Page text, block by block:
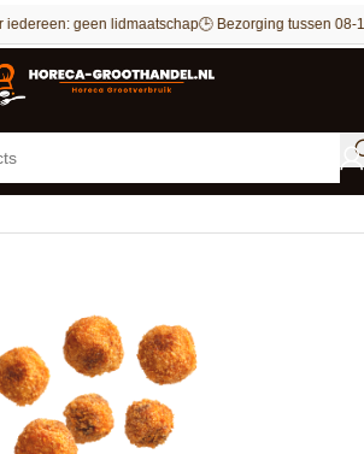
geen lidmaatschap🕒 Bezorging tussen 08-